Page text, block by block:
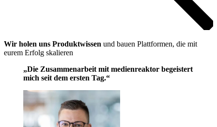
Wir holen uns Produktwissen und bauen Plattformen, die mit
eurem Erfolg skalieren
„Die Zusammenarbeit mit medienreaktor begeistert
mich seit dem ersten Tag.“